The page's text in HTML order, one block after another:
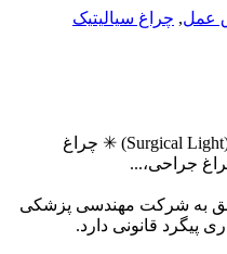
عمل, چراغ سیالیتیک
🔦 راهنمای تخصصی چراغ سیالتیک (Surgical Light) ✳ چراغ
جراحی،...
به شرکت مهندسی پزشکی
پیگرد قانونی دارد.